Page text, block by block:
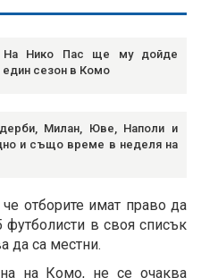
На Нико Пас ще му дойде
сезон в Комо
Милан, Юве, Наполи и
и също време в неделя на
отборите имат право да
футболисти в своя списък
да са местни.
на Комо, не се очаква